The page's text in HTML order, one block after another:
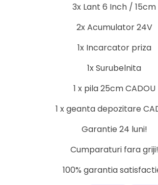
3x Lant 6 Inch / 15cm
2x Acumulator 24V
1x Incarcator priza
1x Surubelnita
1 x pila 25cm CADOU
1 x geanta depozitare
Garantie 24 luni!
Cumparaturi fara griji!
100% garantia